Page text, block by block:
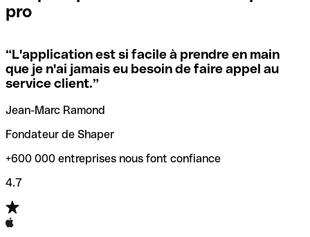
locales.
Si vous n'êtes pas sûr du code SWIFT que vous devriez
utiliser, nous avons développé un outil de recherche de
codes SWIFT par nom de banque.
vérification/recherche de codes SWIFT. Ainsi, vous pouvez
trouver et vérifier vos codes SWIFT avant de réaliser vos
transferts d’argent.
pro
“L'application est si facile à prendre en main
que je n'ai jamais eu besoin de faire appel au
service client.”
Jean-Marc Ramond
Fondateur de Shaper
+600 000 entreprises nous font confiance
4.7